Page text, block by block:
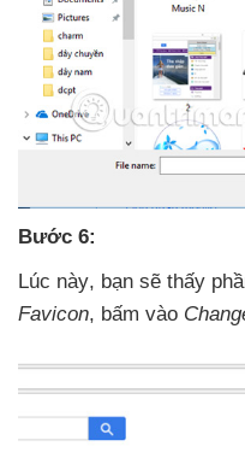
Bước 6:
Lúc này, bạn sẽ thấy
Favicon, bấm vào